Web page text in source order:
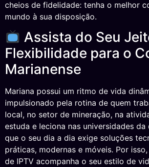
cheios de fidelidade: tenha o melhor
mundo à sua disposição.
Assista do Seu
Flexibilidade para o
Marianense
Mariana possui um ritmo de vida
impulsionado pela rotina de quem
local, no setor de mineração, na
estuda e leciona nas universidades da
que o seu dia a dia exige soluções
práticas, modernas e móveis. Por
de IPTV acompanha o seu estilo de